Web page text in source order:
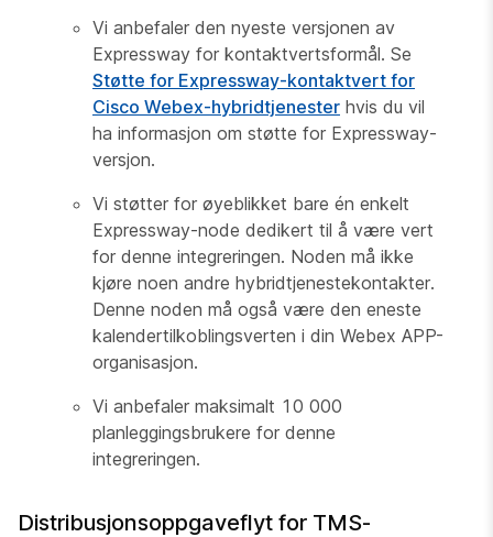
Vi anbefaler den nyeste versjonen av
Expressway for kontaktvertsformål. Se
Støtte for Expressway-kontaktvert for
Cisco Webex-hybridtjenester hvis du vil
ha informasjon om støtte for Expressway-
versjon.
Vi støtter for øyeblikket bare én enkelt
Expressway-node dedikert til å være vert
for denne integreringen. Noden må ikke
kjøre noen andre hybridtjenestekontakter.
Denne noden må også være den eneste
kalendertilkoblingsverten i din Webex APP-
organisasjon.
Vi anbefaler maksimalt 10 000
planleggingsbrukere for denne
integreringen.
Distribusjonsoppgaveflyt for TMS-